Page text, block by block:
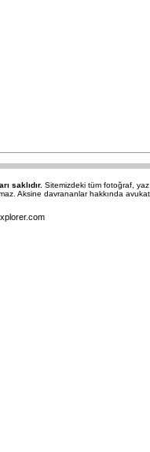
saklıdır. Sitemizdeki tüm fotoğraf,
Aksine davrananlar hakkında